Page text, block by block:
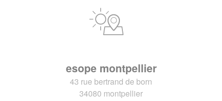
esope montpellier
43 rue bertrand de born
34080 montpellier